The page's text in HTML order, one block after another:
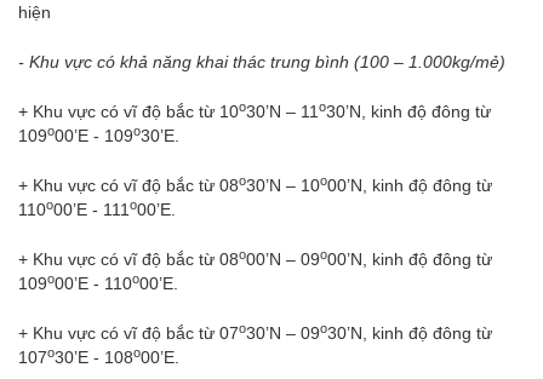
hiện
- Khu vực có khả năng khai thác trung bình (100 – 1.000kg/mẻ)
+ Khu vực có vĩ độ bắc từ 10o30’N – 11o30’N, kinh độ đông từ
109o00’E - 109o30’E.
+ Khu vực có vĩ độ bắc từ 08o30’N – 10o00’N, kinh độ đông từ
110o00’E - 111o00’E.
+ Khu vực có vĩ độ bắc từ 08o00’N – 09o00’N, kinh độ đông từ
109o00’E - 110o00’E.
+ Khu vực có vĩ độ bắc từ 07o30’N – 09o30’N, kinh độ đông từ
107o30’E - 108o00’E.